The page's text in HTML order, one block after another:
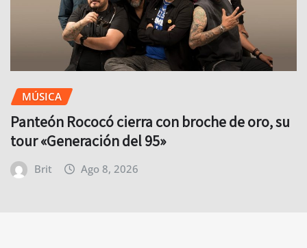
MÚSICA
Panteón Rococó cierra con broche de oro, su
tour «Generación del 95»
Brit Ago 8, 2026